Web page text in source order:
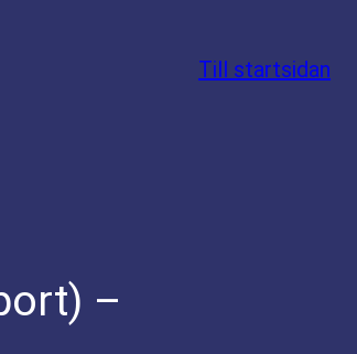
Till startsidan
–